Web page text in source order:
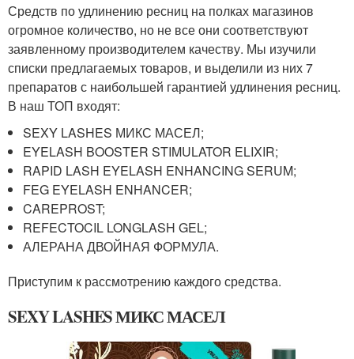
Средств по удлинению ресниц на полках магазинов
огромное количество, но не все они соответствуют
заявленному производителем качеству. Мы изучили
списки предлагаемых товаров, и выделили из них 7
препаратов с наибольшей гарантией удлинения ресниц.
В наш ТОП входят:
SEXY LASHES МИКС МАСЕЛ;
EYELASH BOOSTER STIMULATOR ELIXIR;
RAPID LASH EYELASH ENHANCING SERUM;
FEG EYELASH ENHANCER;
CAREPROST;
REFECTOCIL LONGLASH GEL;
АЛЕРАНА ДВОЙНАЯ ФОРМУЛА.
Приступим к рассмотрению каждого средства.
SEXY LASHES МИКС МАСЕЛ